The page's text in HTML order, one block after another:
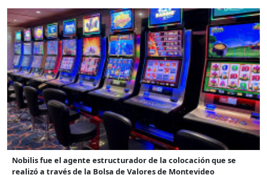
Nobilis fue el agente estructurador de la colocación que se
realizó a través de la Bolsa de Valores de Montevideo